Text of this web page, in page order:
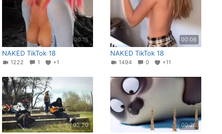
00:15
NAKED TikTok 18
1222 1 +1
00:06
NAKED TikTok 18
1494 0 +11
03:20 00:20